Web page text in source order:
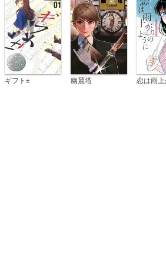
ギフト± 幽麗塔